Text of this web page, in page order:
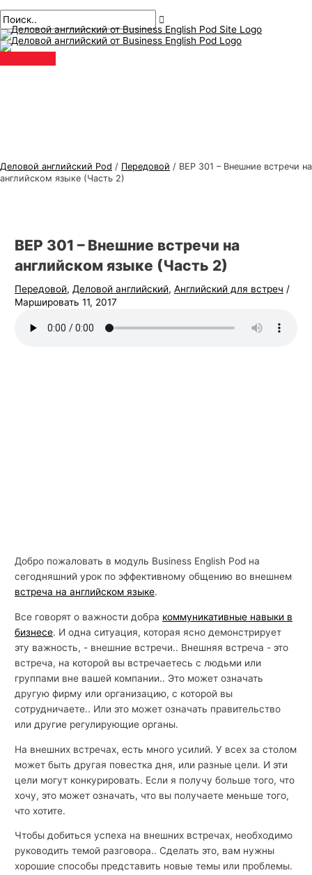
к
содержанию
меню
Деловой английский Pod / Передовой / BEP 301 – Внешние встречи на
английском языке (Часть 2)
BEP 301 – Внешние встречи на
английском языке (Часть 2)
Передовой, Деловой английский,Английский для встреч /
Маршировать 11, 2017
Добро пожаловать в модуль Business English Pod на
сегодняшний урок по эффективному общению во внешнем
встреча на английском языке.
Все говорят о важности добра коммуникативные навыки в
бизнесе. И одна ситуация, которая ясно демонстрирует
эту важность, - внешние встречи.. Внешняя встреча - это
встреча, на которой вы встречаетесь с людьми или
группами вне вашей компании.. Это может означать
другую фирму или организацию, с которой вы
сотрудничаете.. Или это может означать правительство
или другие регулирующие органы.
На внешних встречах, есть много усилий. У всех за столом
может быть другая повестка дня, или разные цели. И эти
цели могут конкурировать. Если я получу больше того, что
хочу, это может означать, что вы получаете меньше того,
что хотите.
Чтобы добиться успеха на внешних встречах, необходимо
руководить темой разговора.. Сделать это, вам нужны
хорошие способы представить новые темы или проблемы.
по
публикациям
здесь..
почта*
Т
е
м
ы
о
н
г
л
И
с
к
а